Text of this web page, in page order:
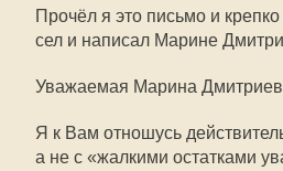
Прочёл я это письмо и
сел и написал Марине
Уважаемая Марина
Я к Вам отношусь
а не с «жалкими остатками